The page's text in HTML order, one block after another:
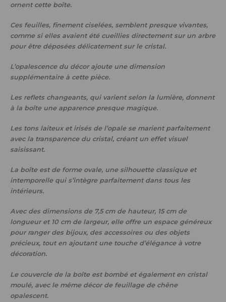
ornent cette boîte.
Ces feuilles, finement ciselées, semblent presque vivantes,
comme si elles avaient été cueillies directement sur un arbre
pour être déposées délicatement sur le cristal.
L’opalescence du décor ajoute une dimension
supplémentaire à cette pièce.
Les reflets changeants, qui varient selon la lumière, donnent
à la boîte une apparence presque magique.
Les tons laiteux et irisés de l’opale se marient parfaitement
avec la transparence du cristal, créant un effet visuel
saisissant.
La boîte est de forme ovale, une silhouette classique et
intemporelle qui s’intègre parfaitement dans tous les
intérieurs.
Avec des dimensions de 7,5 cm de hauteur, 15 cm de
longueur et 10 cm de largeur, elle offre un espace généreux
pour ranger des bijoux, des accessoires ou des objets
précieux, tout en ajoutant une touche d’élégance à votre
décoration.
Le couvercle de la boîte est bombé et également en cristal
moulé, avec le même décor de feuillage de chêne
opalescent.